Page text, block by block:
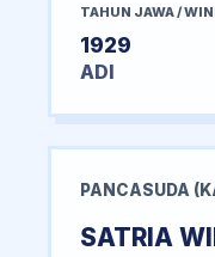
TAHUN JAWA /
1929
ADI
PANCASUDA
SATRIA